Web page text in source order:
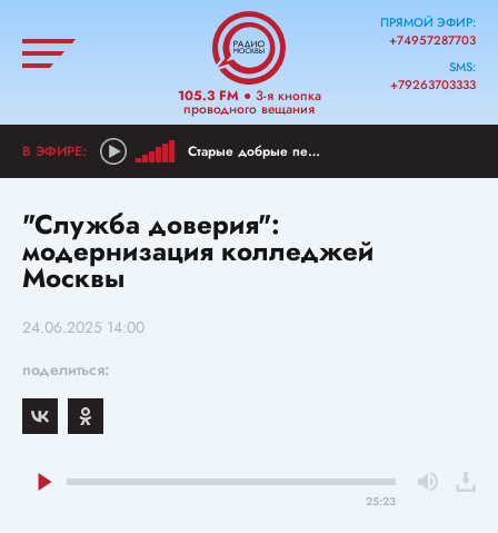
105.3 FM● 3-я кнопка
проводного вещания
ПРЯМОЙ ЭФИР:
+74957287703
SMS:
+79263703333
Старые добрые песни
"Служба доверия":
модернизация колледжей
Москвы
24.06.2025 14:00
поделиться:
25:23